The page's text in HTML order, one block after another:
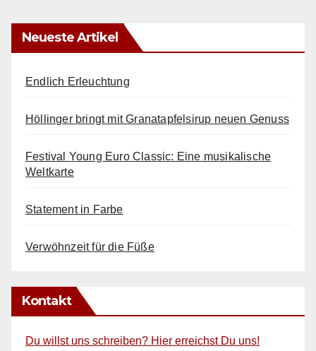
Neueste Artikel
Endlich Erleuchtung
Höllinger bringt mit Granatapfelsirup neuen Genuss
Festival Young Euro Classic: Eine musikalische
Weltkarte
Statement in Farbe
Verwöhnzeit für die Füße
Kontakt
Du willst uns schreiben? Hier erreichst Du uns!